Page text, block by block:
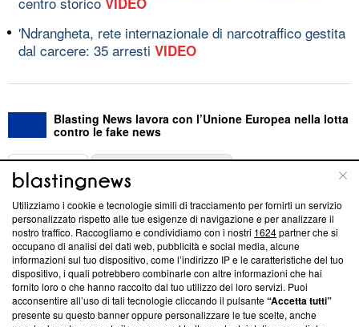
'Ndrangheta, rete internazionale di narcotraffico gestita
dal carcere: 35 arresti VIDEO
Blasting News lavora con l’Unione Europea nella lotta
contro le fake news
ABOUT
Questa sezione offre informazioni trasparenti su Blasting
News, sui nostri processi editoriali e su come ci impegniamo a
creare news di qualità. Inoltre, afferma la nostra aderenza a
‘Trust Project - News with Integrity’Blasting News non è
ancora membro del programma, ma ha richiesto di farne
parte; Trust Project non ha ancora effettuato una verifica di
conformità agli standard.
Utilizziamo i cookie e tecnologie simili di tracciamento per fornirti un servizio
personalizzato rispetto alle tue esigenze di navigazione e per analizzare il
nostro traffico. Raccogliamo e condividiamo con i nostri 1624partner che si
occupano di analisi dei dati web, pubblicità e social media, alcune
informazioni sul tuo dispositivo, come l’indirizzo IP e le caratteristiche del tuo
dispositivo, i quali potrebbero combinarle con altre informazioni che hai
fornito loro o che hanno raccolto dal tuo utilizzo dei loro servizi. Puoi
acconsentire all’uso di tali tecnologie cliccando il pulsante“Accetta tutti”
presente su questo banner oppure personalizzare le tue scelte, anche